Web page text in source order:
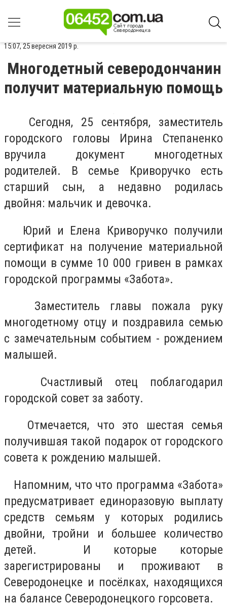
15:07, 25 вересня 2019 р.
Многодетный северодончанин
получит материальную помощь
Сегодня, 25 сентября, заместитель
городского головы Ирина Степаненко
вручила документ многодетных
родителей. В семье Криворучко есть
старший сын, а недавно родилась
двойня: мальчик и девочка.
Юрий и Елена Криворучко получили
сертификат на получение материальной
помощи в сумме 10 000 гривен в рамках
городской программы «Забота».
Заместитель главы пожала руку
многодетному отцу и поздравила семью
с замечательным событием - рождением
малышей.
Счастливый отец поблагодарил
городской совет за заботу.
Отмечается, что это шестая семья
получившая такой подарок от городского
совета к рождению малышей.
Напомним, что что программа «Забота»
предусматривает единоразовую выплату
средств семьям у которых родились
двойни, тройни и большее количество
детей. И которые которые
зарегистрированы и проживают в
Северодонецке и посёлках, находящихся
на балансе Северодонецкого горсовета.